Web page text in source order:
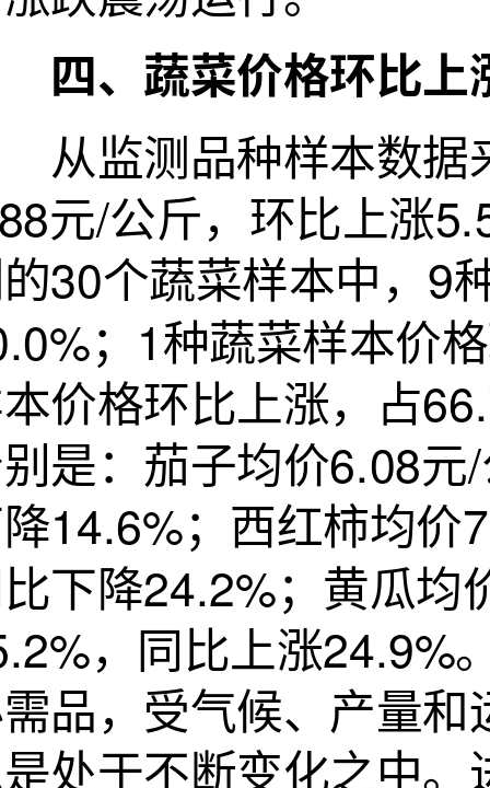
蔬菜价格环比上
测品种样本数据
元/公斤，环比上涨
30个蔬菜样本中，9
；1种蔬菜样本价
价格环比上涨，占
是：茄子均价6.08
14.6%；西红柿均价
下降24.2%；黄瓜均
，同比上涨24.9%
品，受气候、产量
处于不断变化之中。